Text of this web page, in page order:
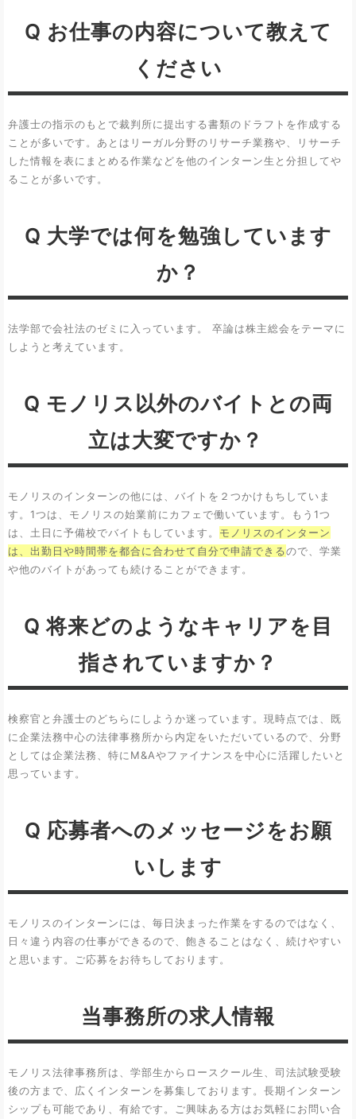
Q お仕事の内容について教えて
ください
弁護士の指示のもとで裁判所に提出する書類のドラフトを作成する
ことが多いです。あとはリーガル分野のリサーチ業務や、リサーチ
した情報を表にまとめる作業などを他のインターン生と分担してや
ることが多いです。
Q 大学では何を勉強しています
か？
法学部で会社法のゼミに入っています。 卒論は株主総会をテーマに
しようと考えています。
Q モノリス以外のバイトとの両
立は大変ですか？
モノリスのインターンの他には、バイトを２つかけもちしていま
す。1つは、モノリスの始業前にカフェで働いています。もう1つ
は、土日に予備校でバイトもしています。 モノリスのインターン
は、出勤日や時間帯を都合に合わせて自分で申請できるので、学業
や他のバイトがあっても続けることができます。
Q 将来どのようなキャリアを目
指されていますか？
検察官と弁護士のどちらにしようか迷っています。現時点では、既
に企業法務中心の法律事務所から内定をいただいているので、分野
としては企業法務、特にM&Aやファイナンスを中心に活躍したいと
思っています。
Q 応募者へのメッセージをお願
いします
モノリスのインターンには、毎日決まった作業をするのではなく、
日々違う内容の仕事ができるので、飽きることはなく、続けやすい
と思います。ご応募をお待ちしております。
当事務所の求人情報
モノリス法律事務所は、学部生からロースクール生、司法試験受験
後の方まで、広くインターンを募集しております。長期インターン
シップも可能であり、有給です。ご興味ある方はお気軽にお問い合